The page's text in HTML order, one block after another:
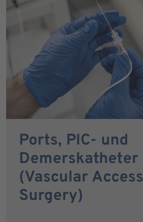
Ports, PIC- und
Demerskatheter
(Vascular Access
Surgery)